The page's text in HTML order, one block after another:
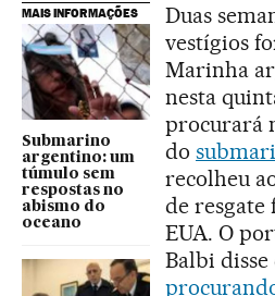
MAIS INFORMAÇÕES
Submarino
argentino: um
túmulo sem
respostas no
abismo do
oceano
Duas
vestígios
Marinha
nesta
procurará
do
recolheu
de resgate
EUA. O
Balbi